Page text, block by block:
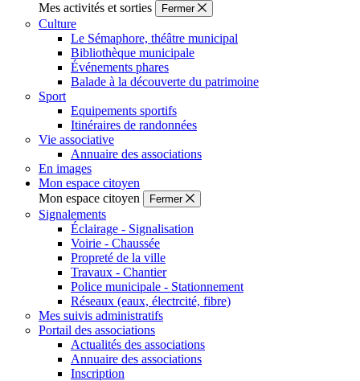
Mes activités et sorties
Fermer
Culture
Le Sémaphore, théâtre municipal
Bibliothèque municipale
Événements phares
Balade à la découverte du patrimoine
Sport
Equipements sportifs
Itinéraires de randonnées
Vie associative
Annuaire des associations
En images
Mon espace citoyen
Mon espace citoyen
Fermer
Signalements
Éclairage - Signalisation
Voirie - Chaussée
Propreté de la ville
Travaux - Chantier
Police municipale - Stationnement
Réseaux (eaux, électrcité, fibre)
Mes suivis administratifs
Portail des associations
Actualités des associations
Annuaire des associations
Inscription